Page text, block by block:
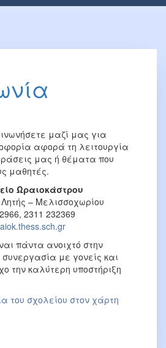
μαζί μας για
αφορά τη λειτουργία
μας ή θέματα που
μαθητές.
Ωραιοκάστρου
– Μελισσοχωρίου
2311 232369
πάντα ανοιχτό στην
συνεργασία με γονείς και
την καλύτερη υποστήριξη
του σχολείου στον χάρτη